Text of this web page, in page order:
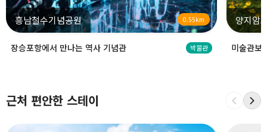
흥남철수기념공원 0.55km
장승포항에서 만나는 역사 기념관 박물관
양지암
미술관보
근처 편안한 스테이